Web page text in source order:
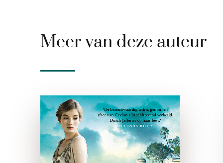
Meer van deze auteur
De Saffierweduwe
e-boek
Ceylon, 1935. Louisa Reeve